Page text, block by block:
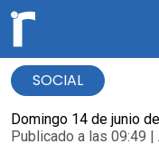
SOCIAL
Domingo 14 de junio
Publicado a las 09:49